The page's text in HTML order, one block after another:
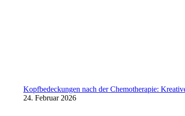
Kopfbedeckungen nach der Chemotherapie:
24. Februar 2026